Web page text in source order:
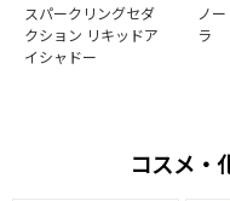
スパークリングセダ
クション リキッドア
イシャドー
ノ
ラ
コスメ・